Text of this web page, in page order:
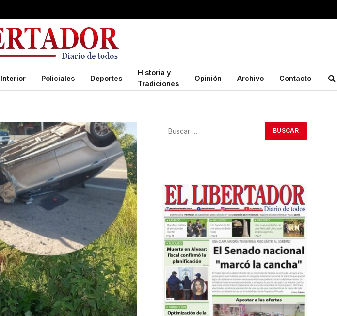
Interior Policiales Deportes
Historia y
Tradiciones
Opinión Archivo Contacto